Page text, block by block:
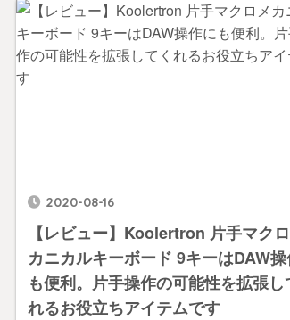
2020-08-16
【レビュー】Koolertron 片手マク
カニカルキーボード 9キーはDAW
も便利。片手操作の可能性を拡張し
れるお役立ちアイテムです